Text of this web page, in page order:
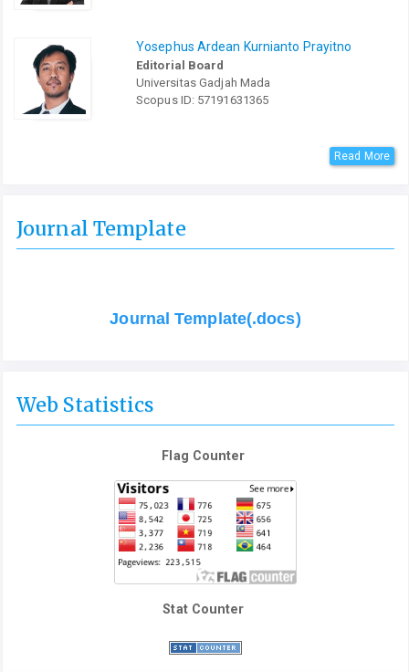
Yosephus Ardean Kurnianto Prayitno
Editorial Board
Universitas Gadjah Mada
Scopus ID: 57191631365
Read More
Journal Template
Journal Template(.docs)
Web Statistics
Flag Counter
Stat Counter